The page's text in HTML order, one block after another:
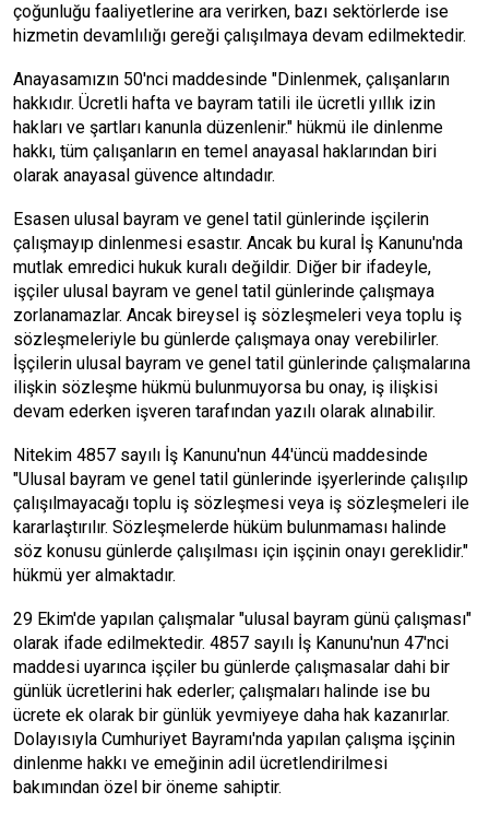
çoğunluğu faaliyetlerine ara verirken, bazı sektörlerde ise
hizmetin devamlılığı gereği çalışılmaya devam edilmektedir.
Anayasamızın 50'nci maddesinde "Dinlenmek, çalışanların
hakkıdır. Ücretli hafta ve bayram tatili ile ücretli yıllık izin
hakları ve şartları kanunla düzenlenir." hükmü ile dinlenme
hakkı, tüm çalışanların en temel anayasal haklarından biri
olarak anayasal güvence altındadır.
Esasen ulusal bayram ve genel tatil günlerinde işçilerin
çalışmayıp dinlenmesi esastır. Ancak bu kural İş Kanunu'nda
mutlak emredici hukuk kuralı değildir. Diğer bir ifadeyle,
işçiler ulusal bayram ve genel tatil günlerinde çalışmaya
zorlanamazlar. Ancak bireysel iş sözleşmeleri veya toplu iş
sözleşmeleriyle bu günlerde çalışmaya onay verebilirler.
İşçilerin ulusal bayram ve genel tatil günlerinde çalışmalarına
ilişkin sözleşme hükmü bulunmuyorsa bu onay, iş ilişkisi
devam ederken işveren tarafından yazılı olarak alınabilir.
Nitekim 4857 sayılı İş Kanunu'nun 44'üncü maddesinde
"Ulusal bayram ve genel tatil günlerinde işyerlerinde çalışılıp
çalışılmayacağı toplu iş sözleşmesi veya iş sözleşmeleri ile
kararlaştırılır. Sözleşmelerde hüküm bulunmaması halinde
söz konusu günlerde çalışılması için işçinin onayı gereklidir."
hükmü yer almaktadır.
29 Ekim'de yapılan çalışmalar "ulusal bayram günü çalışması"
olarak ifade edilmektedir. 4857 sayılı İş Kanunu'nun 47'nci
maddesi uyarınca işçiler bu günlerde çalışmasalar dahi bir
günlük ücretlerini hak ederler; çalışmaları halinde ise bu
ücrete ek olarak bir günlük yevmiyeye daha hak kazanırlar.
Dolayısıyla Cumhuriyet Bayramı'nda yapılan çalışma işçinin
dinlenme hakkı ve emeğinin adil ücretlendirilmesi
bakımından özel bir öneme sahiptir.